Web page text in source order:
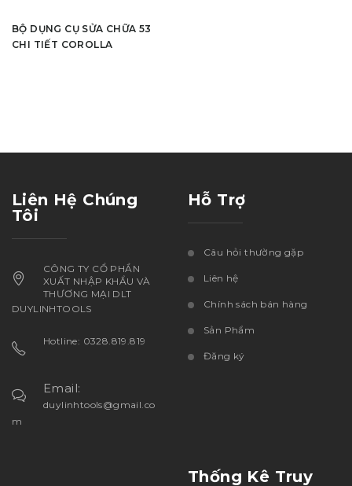
BỘ DỤNG CỤ SỬA CHỮA 53
CHI TIẾT COROLLA
Liên Hệ Chúng
Tôi
CÔNG TY CỔ PHẦN
XUẤT NHẬP KHẨU VÀ
THƯƠNG MẠI DLT
DUYLINHTOOLS
Hotline: 0328.819.819
Email:
duylinhtools@gmail.co
m
Hỗ Trợ
Câu hỏi thường gặp
Liên hệ
Chính sách bán hàng
Sản Phẩm
Đăng ký
Thống Kê Truy